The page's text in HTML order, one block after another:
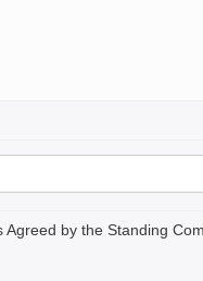
by the Standing